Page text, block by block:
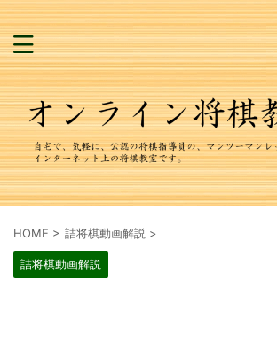
HOME > 詰将棋動画解説 >
詰将棋動画解説